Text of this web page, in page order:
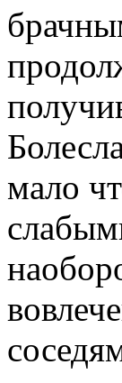
мало